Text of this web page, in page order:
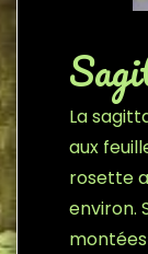
La
aux
rosette
environ.